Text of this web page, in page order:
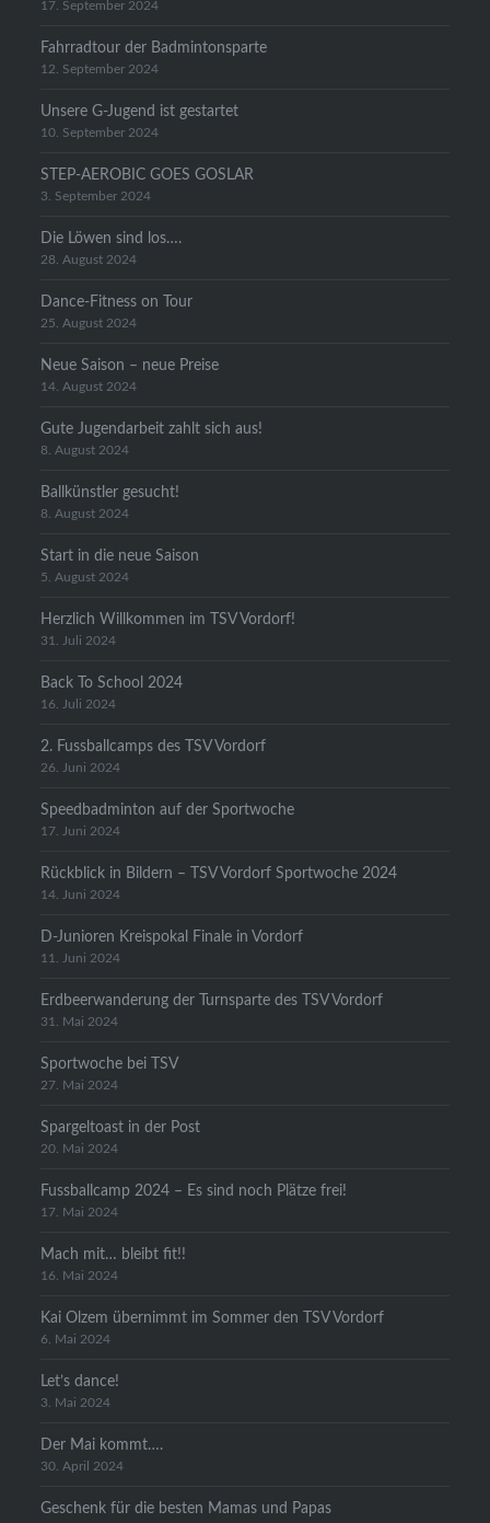
17. September 2024
Fahrradtour der Badmintonsparte
12. September 2024
Unsere G-Jugend ist gestartet
10. September 2024
STEP-AEROBIC GOES GOSLAR
3. September 2024
Die Löwen sind los….
28. August 2024
Dance-Fitness on Tour
25. August 2024
Neue Saison – neue Preise
14. August 2024
Gute Jugendarbeit zahlt sich aus!
8. August 2024
Ballkünstler gesucht!
8. August 2024
Start in die neue Saison
5. August 2024
Herzlich Willkommen im TSV Vordorf!
31. Juli 2024
Back To School 2024
16. Juli 2024
2. Fussballcamps des TSV Vordorf
26. Juni 2024
Speedbadminton auf der Sportwoche
17. Juni 2024
Rückblick in Bildern – TSV Vordorf Sportwoche 2024
14. Juni 2024
D-Junioren Kreispokal Finale in Vordorf
11. Juni 2024
Erdbeerwanderung der Turnsparte des TSV Vordorf
31. Mai 2024
Sportwoche bei TSV
27. Mai 2024
Spargeltoast in der Post
20. Mai 2024
Fussballcamp 2024 – Es sind noch Plätze frei!
17. Mai 2024
Mach mit… bleibt fit!!
16. Mai 2024
Kai Olzem übernimmt im Sommer den TSV Vordorf
6. Mai 2024
Let’s dance!
3. Mai 2024
Der Mai kommt….
30. April 2024
Geschenk für die besten Mamas und Papas